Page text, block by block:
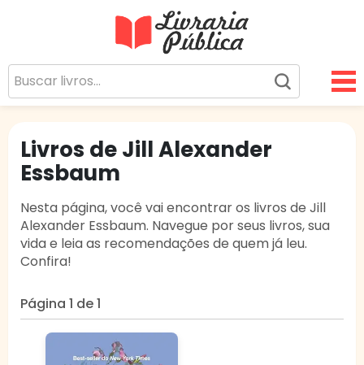
Sua Biblioteca Virtual Gratuita
Livros de Jill Alexander
Essbaum
Nesta página, você vai encontrar os livros de Jill
Alexander Essbaum. Navegue por seus livros, sua
vida e leia as recomendações de quem já leu.
Confira!
Página 1 de 1